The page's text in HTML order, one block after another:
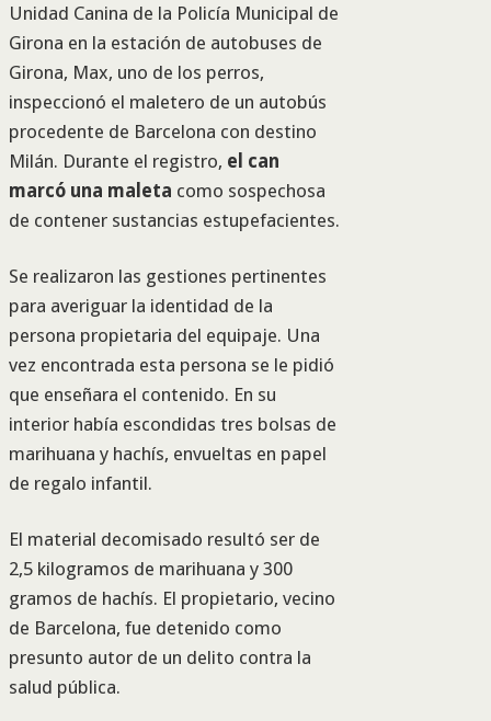
Unidad Canina de la Policía Municipal de
Girona en la estación de autobuses de
Girona, Max, uno de los perros,
inspeccionó el maletero de un autobús
procedente de Barcelona con destino
Milán. Durante el registro, el can
marcó una maleta como sospechosa
de contener sustancias estupefacientes.
Se realizaron las gestiones pertinentes
para averiguar la identidad de la
persona propietaria del equipaje. Una
vez encontrada esta persona se le pidió
que enseñara el contenido. En su
interior había escondidas tres bolsas de
marihuana y hachís, envueltas en papel
de regalo infantil.
El material decomisado resultó ser de
2,5 kilogramos de marihuana y 300
gramos de hachís. El propietario, vecino
de Barcelona, fue detenido como
presunto autor de un delito contra la
salud pública.